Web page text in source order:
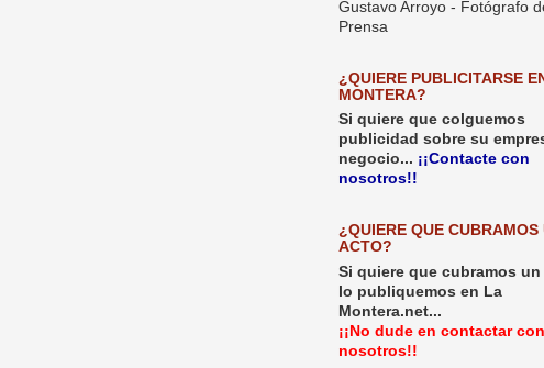
Gustavo Arroyo - Fotógrafo
Prensa
¿QUIERE PUBLICITARSE
MONTERA?
Si quiere que colguemos
publicidad sobre su
negocio... ¡¡Contacte con
nosotros!!
¿QUIERE QUE CUBRAMOS
ACTO?
Si quiere que cubramos
lo publiquemos en La
Montera.net...
¡¡No dude en contactar con
nosotros!!